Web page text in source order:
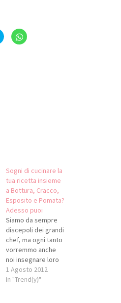
Fai
clic
Fai
clic
Sogni di cucinare la
tua ricetta insieme
a Bottura, Cracco,
Esposito e Pomata?
Adesso puoi
Siamo da sempre
discepoli dei grandi
chef, ma ogni tanto
vorremmo anche
noi insegnare loro
qualcosa... A chi non
è mai capitato di
1 Agosto 2012
In "Trend(y)"